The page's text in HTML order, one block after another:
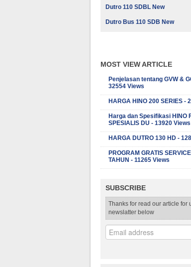
Dutro 110 SDBL New
Dutro Bus 110 SDB New
MOST VIEW ARTICLE
Penjelasan tentang GVW &
32554 Views
HARGA HINO 200 SERIES -
Harga dan Spesifikasi HINO
SPESIALIS DU - 13920 Views
HARGA DUTRO 130 HD -
PROGRAM GRATIS
TAHUN - 11265 Views
SUBSCRIBE
Thanks for read our article
newslatter below